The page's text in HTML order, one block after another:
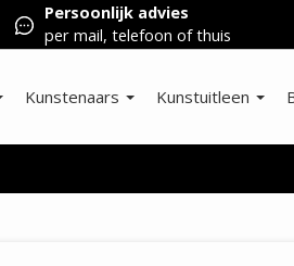
Persoonlijk advies
per mail, telefoon of thuis
Kunstenaars Kunstuitleen